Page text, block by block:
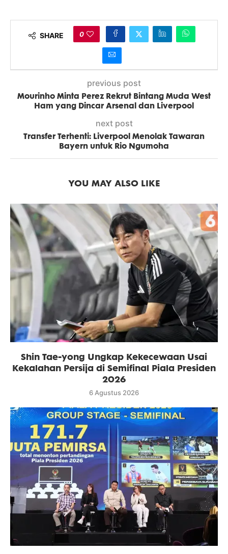
SHARE 0
previous post
Mourinho Minta Perez Rekrut Bintang Muda West
Ham yang Dincar Arsenal dan Liverpool
next post
Transfer Terhenti: Liverpool Menolak Tawaran
Bayern untuk Rio Ngumoha
YOU MAY ALSO LIKE
Shin Tae-yong Ungkap Kekecewaan Usai
Kekalahan Persija di Semifinal Piala Presiden
2026
6 Agustus 2026